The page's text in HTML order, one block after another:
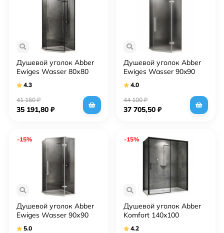
Душевой уголок Abber
Ewiges Wasser 80х80
Черный стекло
прозрачное
4.3
41 160₽
35 191,80 ₽
Душевой уголок Abber
Ewiges Wasser 90x90
Хром стекло матовое
4.0
44 100₽
37 705,50 ₽
-15%
Душевой уголок Abber
Ewiges Wasser 90х90
5.0
-15%
Душевой уголок Abber
Komfort 140x100
4.2